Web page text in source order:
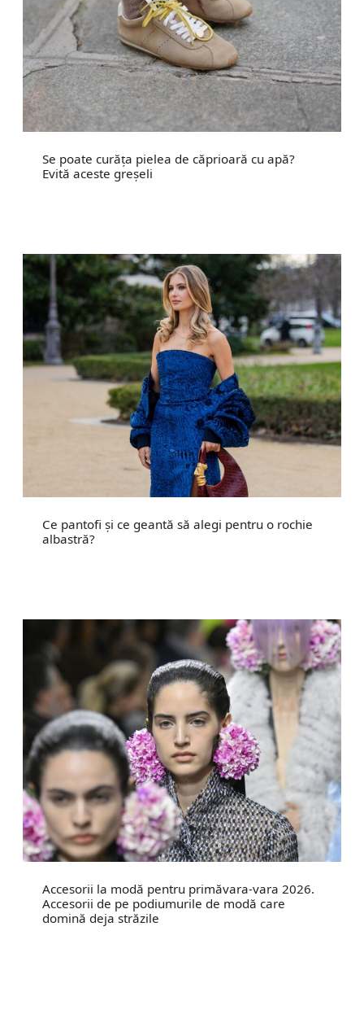
Se poate curăța pielea de căprioară cu apă?
Evită aceste greșeli
Ce pantofi și ce geantă să alegi pentru o rochie
albastră?
Accesorii la modă pentru primăvara-vara 2026.
Accesorii de pe podiumurile de modă care
domină deja străzile